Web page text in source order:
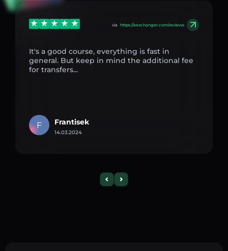
via https://aexchanger.com/reviews
It's a good course, everything is fast in
general. But keep in mind the additional fee
for transfers...
F Frantisek
14.03.2024